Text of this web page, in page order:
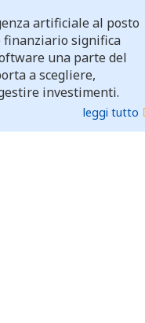
artificiale al posto
finanziario significa
una parte del
a scegliere,
investimenti.
leggi tutto